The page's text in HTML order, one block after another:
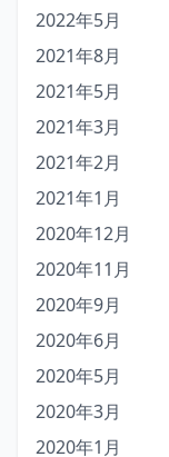
2022年5月
2021年8月
2021年5月
2021年3月
2021年2月
2021年1月
2020年12月
2020年11月
2020年9月
2020年6月
2020年5月
2020年3月
2020年1月